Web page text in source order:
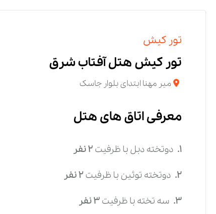
تور کیش
تور کیش هتل آفتاب شرق
میر مهنا ابتدای بلوار جاسک
معرفی اتاق های هتل
1. دوتخته دبلبا ظرفیت2نفر
2. دوتخته توئینبا ظرفیت2نفر
3. سه تختهبا ظرفیت3نفر